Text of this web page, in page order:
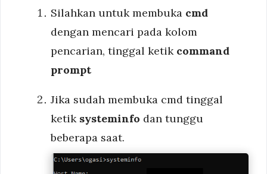
Silahkan untuk membuka cmd
dengan mencari pada kolom
pencarian, tinggal ketik command
prompt
Jika sudah membuka cmd tinggal
ketik systeminfo dan tunggu
beberapa saat.